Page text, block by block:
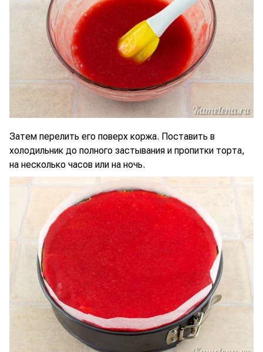
Затем перелить его поверх коржа. Поставить в
холодильник до полного застывания и пропитки торта,
на несколько часов или на ночь.